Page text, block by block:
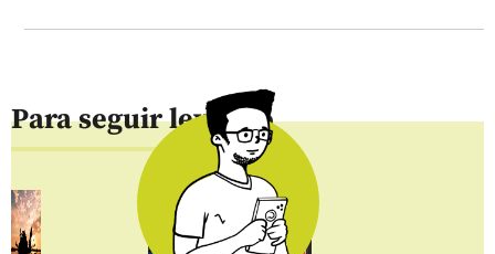
Para seguir leyendo